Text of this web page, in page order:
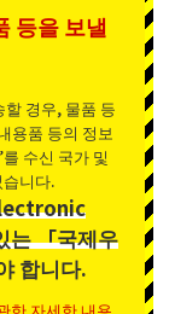
등을 보낼
경우, 물품 등
용품 등의 정보
수신 국가 및
니다.
는 「국제우
합니다.
한 자세한 내용